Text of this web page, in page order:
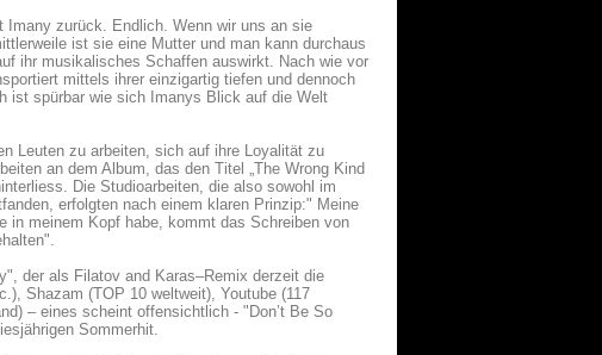
zurück. Endlich. Wenn wir uns an sie
ist sie eine Mutter und man kann durchaus
ihr musikalisches Schaffen auswirkt. Nach wie vor
mittels ihrer einzigartig tiefen und dennoch
ist spürbar wie sich Imanys Blick auf die Welt
Leuten zu arbeiten, sich auf ihre Loyalität zu
an dem Album, das den Titel „The Wrong Kind
Die Studioarbeiten, die also sowohl im
erfolgten nach einem klaren Prinzip:" Meine
in meinem Kopf habe, kommt das Schreiben von
der als Filatov and Karas–Remix derzeit die
Shazam (TOP 10 weltweit), Youtube (117
– eines scheint offensichtlich - "Don’t Be So
Sommerhit.